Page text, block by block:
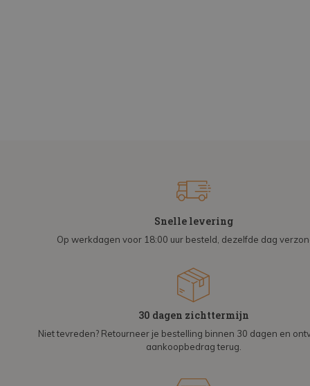
Snelle levering
Op werkdagen voor 18:00 uur besteld, dezelfde dag
30 dagen zichttermijn
Niet tevreden? Retourneer je bestelling binnen 30 dagen en
aankoopbedrag terug.